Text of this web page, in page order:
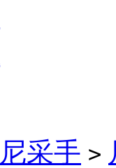
尼采手 >